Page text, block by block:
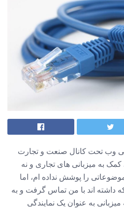
وب تحت کانال صنعت و تجارت
کمک به میزبانی های تجاری و نه
را پوشش نداده ام، اما
که داشته اند با من تماس گرفت و به
به عنوان یک نمایندگی